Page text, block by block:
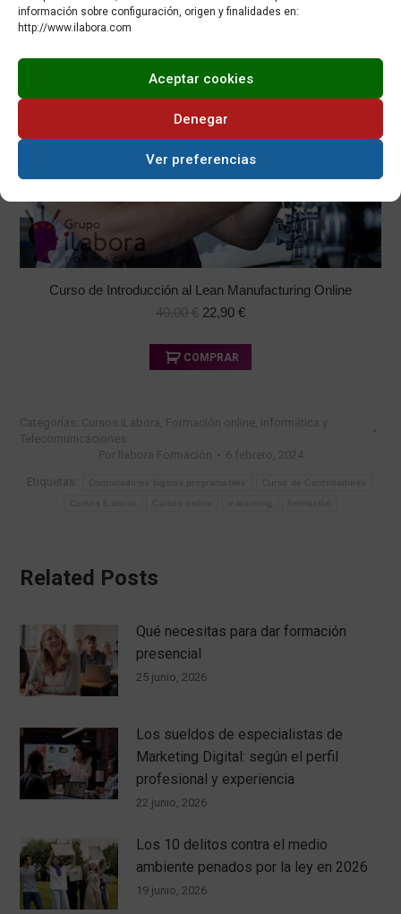
información sobre configuración, origen y finalidades en:
http://www.ilabora.com
Aceptar cookies
Denegar
Ver preferencias
-43%
Curso de Introducción al Lean Manufacturing Online
40,00€ El
original
era:
22,90€El
actual
COMPRAR
producto
variantes.
opciones
Categorías: Cursos iLabora Formación online Informática y
Telecomunicaciones
Por Ilabora Formación 6 febrero, 2024
Etiquetas:
Related Posts
Qué necesitas para dar formación
presencial
25 junio, 2026
Los sueldos de especialistas de
Marketing Digital: según el perfil
profesional y experiencia
22 junio, 2026
Los 10 delitos contra el medio
ambiente penados por la ley en 2026
19 junio, 2026